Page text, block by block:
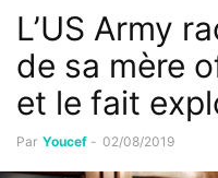
L’US Army
de sa mère
et le fait
Par Youcef - 02/08/2019